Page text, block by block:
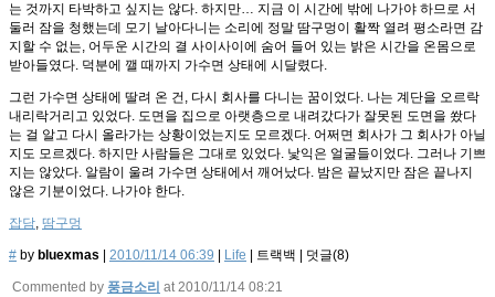
는 것까지 타박하고 싶지는 않다. 하지만… 지금 이 시간에 밖에 나가야 하므로 서
둘러 잠을 청했는데 모기 날아다니는 소리에 정말 땀구멍이 활짝 열려 평소라면 감
지할 수 없는, 어두운 시간의 결 사이사이에 숨어 들어 있는 밝은 시간을 온몸으로
받아들였다. 덕분에 깰 때까지 가수면 상태에 시달렸다.
그런 가수면 상태에 딸려 온 건, 다시 회사를 다니는 꿈이었다. 나는 계단을 오르락
내리락거리고 있었다. 도면을 집으로 아랫층으로 내려갔다가 잘못된 도면을 쐈다
는 걸 알고 다시 올라가는 상황이었는지도 모르겠다. 어쩌면 회사가 그 회사가 아닐
지도 모르겠다. 하지만 사람들은 그대로 있었다. 낯익은 얼굴들이었다. 그러나 기쁘
지는 않았다. 알람이 울려 가수면 상태에서 깨어났다. 밤은 끝났지만 잠은 끝나지
않은 기분이었다. 나가야 한다.
잡담, 땀구멍
# by bluexmas 2010/11/14 06:39 Life 트랙백 덧글(8)
Commented by 풍금소리 at 2010/11/14 08:21